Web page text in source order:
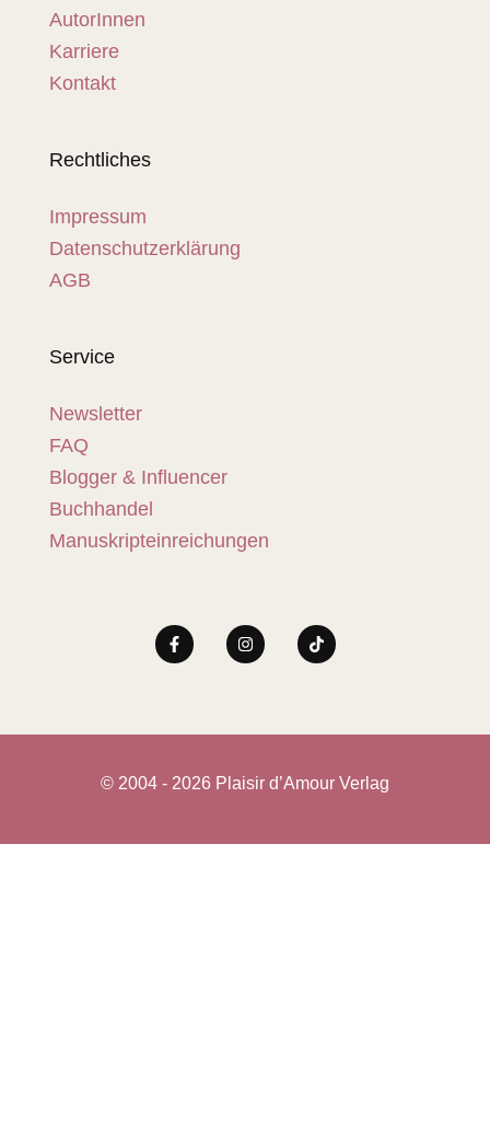
AutorInnen
Karriere
Kontakt
Rechtliches
Impressum
Datenschutzerklärung
AGB
Service
Newsletter
FAQ
Blogger & Influencer
Buchhandel
Manuskripteinreichungen
© 2004 - 2026 Plaisir d’Amour Verlag